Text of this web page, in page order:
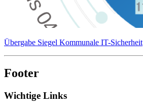
Übergabe Siegel Kommunale IT-Sicherheit
Footer
Wichtige Links